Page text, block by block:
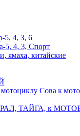
5, 4, 3, 6
5, 4, 3, Спорт
ямаха, китайские
Сова к
УРАЛ, ТАЙГА, к